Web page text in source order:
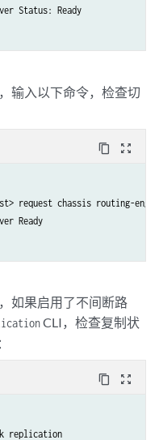
Status: Ready
输入以下命令，检查切
content_copy zoom_out_map
request chassis routing-
Ready
如果启用了不间断路
CLI，检查复制状
content_copy zoom_out_map
replication